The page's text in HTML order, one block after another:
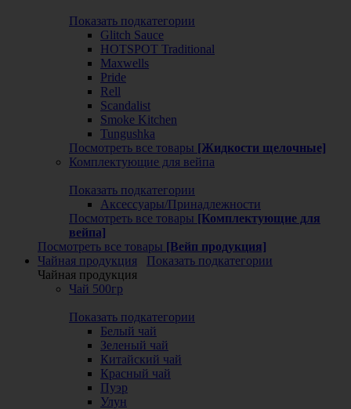
Показать подкатегории
Glitch Sauce
HOTSPOT Traditional
Maxwells
Pride
Rell
Scandalist
Smoke Kitchen
Tungushka
Посмотреть все товары [Жидкости щелочные]
Комплектующие для вейпа
Показать подкатегории
Аксессуары/Принадлежности
Посмотреть все товары [Комплектующие для
вейпа]
Посмотреть все товары [Вейп продукция]
Чайная продукция
Показать подкатегории
Чайная продукция
Чай 500гр
Показать подкатегории
Белый чай
Зеленый чай
Китайский чай
Красный чай
Пуэр
Улун